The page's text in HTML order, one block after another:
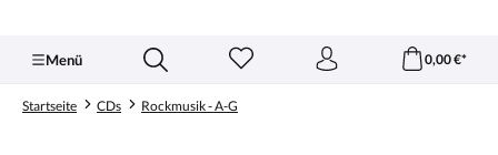
Menü 0,00 €*
Startseite CDs Rockmusik - A-G